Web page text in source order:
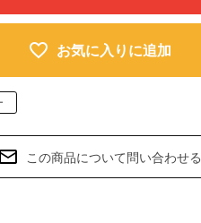
お気に入りに追加
この商品について問い合わせる